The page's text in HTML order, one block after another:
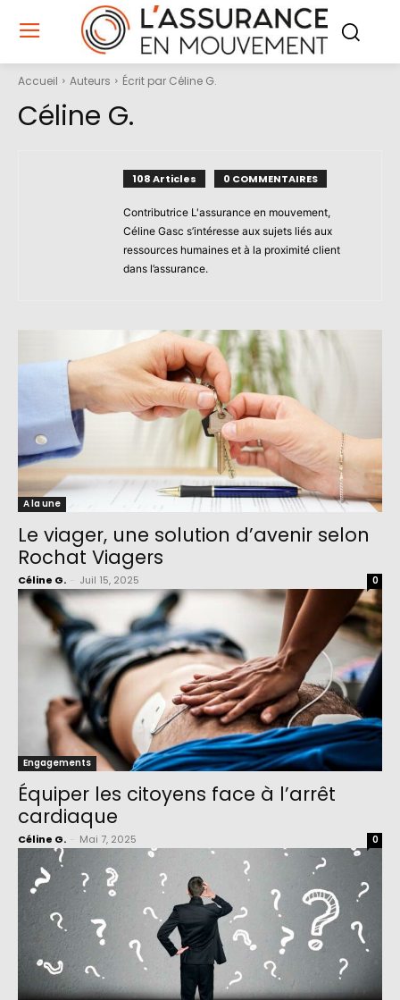
Accueil Auteurs Écrit par Céline G.
Céline G.
108 Articles 0 COMMENTAIRES
Contributrice L'assurance en mouvement,
Céline Gasc s’intéresse aux sujets liés aux
ressources humaines et à la proximité client
dans l’assurance.
A la une
Le viager, une solution d’avenir selon
Rochat Viagers
Céline G. Juil 15, 2025 0
Engagements
Équiper les citoyens face à l’arrêt
cardiaque
Céline G. Mai 7, 2025 0